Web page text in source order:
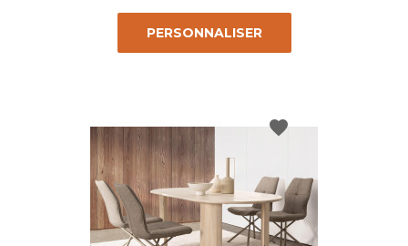
PERSONNALISER
favorite